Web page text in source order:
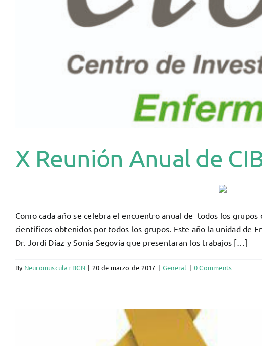
X Reunión Anual de
Como cada año se celebra el encuentro anual de todos los
científicos obtenidos por todos los grupos. Este año la unidad de
Dr. Jordi Díaz y Sonia Segovia que presentaran los trabajos […]
By Neuromuscular BCN | 20 de marzo de 2017 | General | 0 Comments